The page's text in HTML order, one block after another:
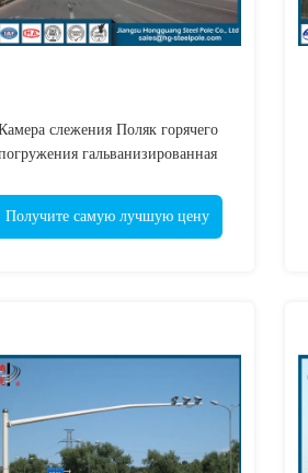
слежения Поляк горячего
гальванизированная
Получите самую лучшую цену